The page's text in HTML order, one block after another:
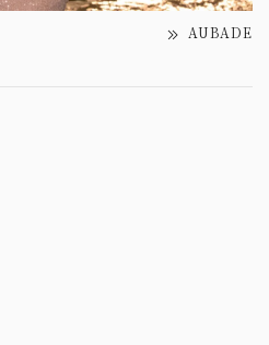
AUBADE